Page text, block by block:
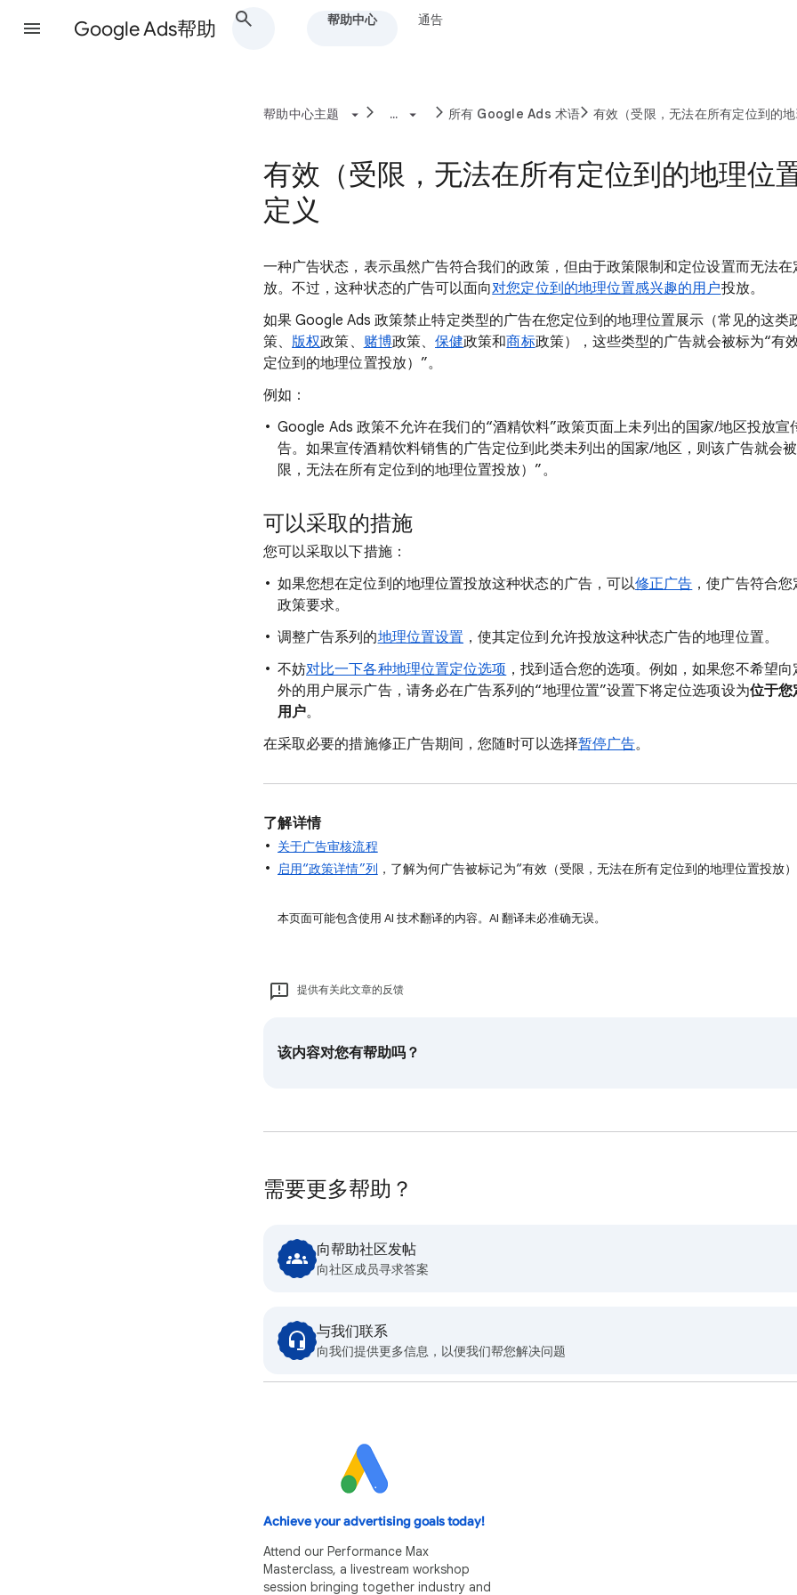
Google Ads帮助 帮助中心 通告
帮助中心主题 ... 所有 Google Ads 术语 有效（受限，无法在所有定位到的
有效（受限，无法在所有定位到的地理位
定义
一种广告状态，表示虽然广告符合我们的政策，但由于政策限制和定位设置而无法
放。不过，这种状态的广告可以面向对您定位到的地理位置感兴趣的用户投放。
如果 Google Ads 政策禁止特定类型的广告在您定位到的地理位置展示（常见的这类
策、版权政策、 赌博政策、保健政策和商标政策），这些类型的广告就会被标为“有
定位到的地理位置投放）”。
例如：
Google Ads 政策不允许在我们的“酒精饮料”政策页面上未列出的国家/地区投放宣
告。如果宣传酒精饮料销售的广告定位到此类未列出的国家/地区，则该广告就会
限，无法在所有定位到的地理位置投放）”。
可以采取的措施
您可以采取以下措施：
如果您想在定位到的地理位置投放这种状态的广告，可以修正广告 ，使广告符合
政策要求。
调整广告系列的地理位置设置 ，使其定位到允许投放这种状态广告的地理位置。
不妨对比一下各种地理位置定位选项 ，找到适合您的选项。例如，如果您不希望
外的用户展示广告，请务必在广告系列的“地理位置”设置下将定位选项设为位于您
用户。
在采取必要的措施修正广告期间，您随时可以选择暂停广告。
了解详情
关于广告审核流程
启用“政策详情”列 ，了解为何广告被标记为“有效（受限，无法在所有定位到的地理位置投放
本页面可能包含使用 AI 技术翻译的内容。AI 翻译未必准确无误。
提供有关此文章的反馈
该内容对您有帮助吗？
需要更多帮助？
向帮助社区发帖
向社区成员寻求答案
与我们联系
向我们提供更多信息，以便我们帮您解决问题
Achieve your advertising goals today!
Attend our Performance Max
Masterclass, a livestream workshop
session bringing together industry and